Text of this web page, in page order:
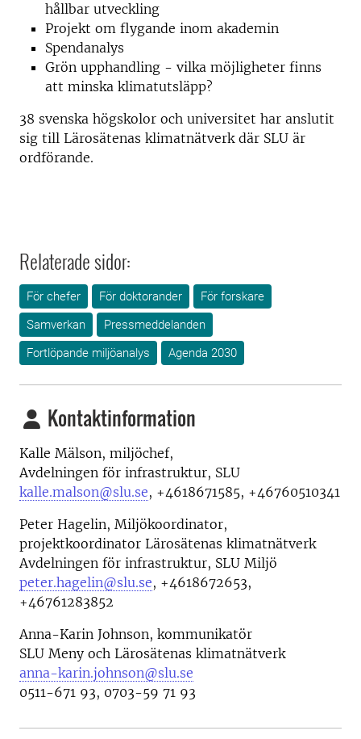
hållbar utveckling
Projekt om flygande inom akademin
Spendanalys
Grön upphandling - vilka möjligheter finns
att minska klimatutsläpp?
38 svenska högskolor och universitet har anslutit
sig till Lärosätenas klimatnätverk där SLU är
ordförande.
Relaterade sidor:
För chefer För doktorander
För forskare
Samverkan
Pressmeddelanden
Fortlöpande miljöanalys
Agenda 2030
Kontaktinformation
Kalle Mälson, miljöchef,
Avdelningen för infrastruktur, SLU
kalle.malson@slu.se, +4618671585, +46760510341
Peter Hagelin, Miljökoordinator,
projektkoordinator Lärosätenas klimatnätverk
Avdelningen för infrastruktur, SLU Miljö
peter.hagelin@slu.se, +4618672653,
+46761283852
Anna-Karin Johnson, kommunikatör
SLU Meny och Lärosätenas klimatnätverk
anna-karin.johnson@slu.se
0511-671 93, 0703-59 71 93